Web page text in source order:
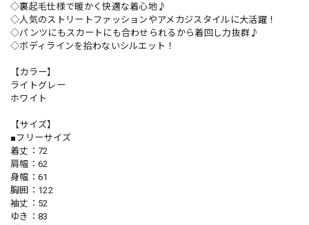
◇裏起毛仕様で暖かく快適な着心地♪
◇人気のストリートファッションやアメカジスタイルに大活躍！
◇パンツにもスカートにも合わせられるから着回し力抜群♪
◇ボディラインを拾わないシルエット！
【カラー】
ライトグレー
ホワイト
【サイズ】
■フリーサイズ
着丈：72
肩幅：62
身幅：61
胸囲：122
袖丈：52
ゆき：83